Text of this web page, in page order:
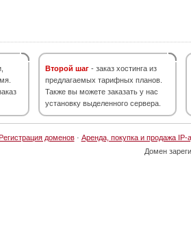
Второй шаг - заказ хостинга из
предлагаемых тарифных планов.
Также вы можете заказать у нас
установку выделенного сервера.
доменов· Аренда, покупка и продажа IP-
Домен